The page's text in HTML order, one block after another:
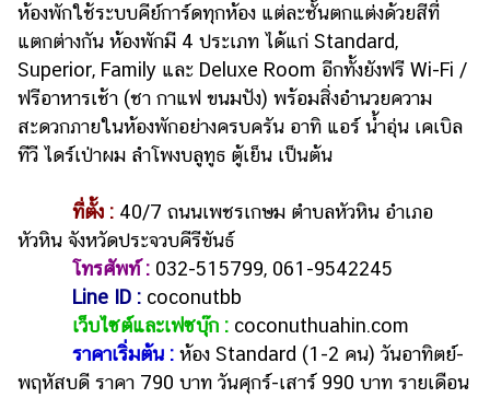
ห้องพักใช้ระบบคีย์การ์ดทุกห้อง แต่ละชั้นตกแต่งด้วยสีที่
แตกต่างกัน ห้องพักมี 4 ประเภท ได้แก่ Standard,
Superior, Family และ Deluxe Room อีกทั้งยังฟรี Wi-Fi /
ฟรีอาหารเช้า (ชา กาแฟ ขนมปัง) พร้อมสิ่งอำนวยความ
สะดวกภายในห้องพักอย่างครบครัน อาทิ แอร์ น้ำอุ่น เคเบิล
ทีวี ไดร์เป่าผม ลำโพงบลูทูธ ตู้เย็น เป็นต้น
ที่ตั้ง : 40/7 ถนนเพชรเกษม ตำบลหัวหิน อำเภอ
หัวหิน จังหวัดประจวบคีรีขันธ์
โทรศัพท์: 032-515799, 061-9542245
Line ID : coconutbb
เว็บไซต์และเฟซบุ๊ก : coconuthuahin.com
ราคาเริ่มต้น : ห้อง Standard (1-2 คน) วันอาทิตย์-
พฤหัสบดี ราคา 790 บาท วันศุกร์-เสาร์ 990 บาท รายเดือน